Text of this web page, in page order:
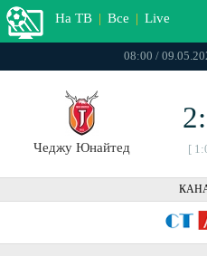
На ТВ | Все | Live
08:00 /
Чеджу Юнайтед [